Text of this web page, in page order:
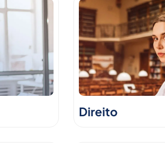
Direito